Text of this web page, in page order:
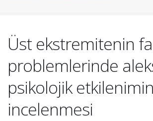
Üst ekstremitenin
problemlerinde
psikolojik etkilenimin
incelenmesi